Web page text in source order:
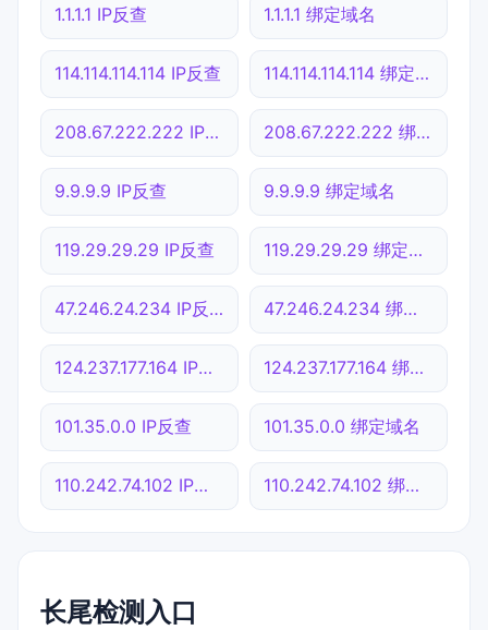
1.1.1.1 IP反查 1.1.1.1 绑定域名
114.114.114.114 IP反查 114.114.114.114 绑定域名
208.67.222.222 IP反查 208.67.222.222 绑定域名
9.9.9.9 IP反查 9.9.9.9 绑定域名
119.29.29.29 IP反查 119.29.29.29 绑定域名
47.246.24.234 IP反查 47.246.24.234 绑定域名
124.237.177.164 IP反查 124.237.177.164 绑定域名
101.35.0.0 IP反查 101.35.0.0 绑定域名
110.242.74.102 IP反查 110.242.74.102 绑定域名
长尾检测入口